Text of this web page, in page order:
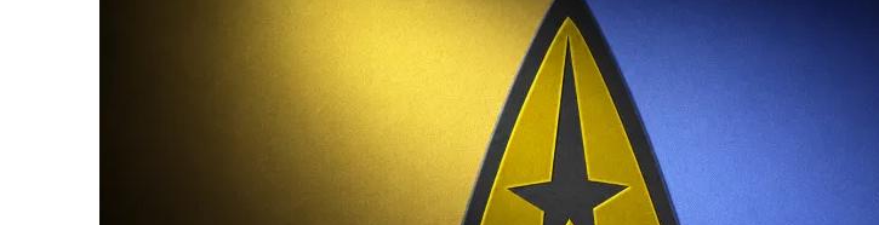
CARIOCA TREKKER CELEBRA 60 ANOS DE STAR TREK NO PLANETÁRIO DO RIO